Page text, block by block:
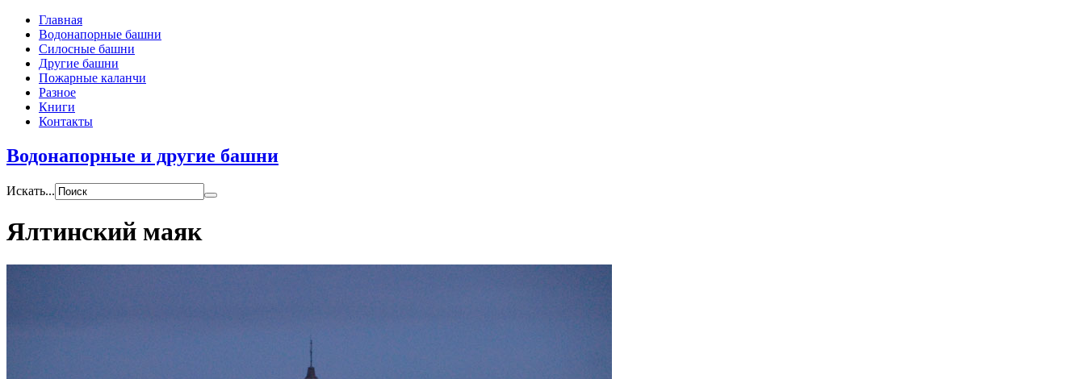
Главная
Водонапорные башни
Силосные башни
Другие башни
Пожарные каланчи
Разное
Книги
Контакты
Водонапорные и другие башни
Искать...
Ялтинский маяк